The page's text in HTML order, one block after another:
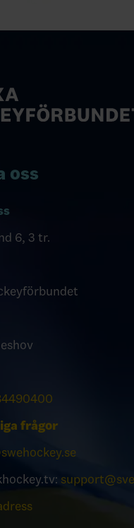
oss
6, 3 tr.
frågor